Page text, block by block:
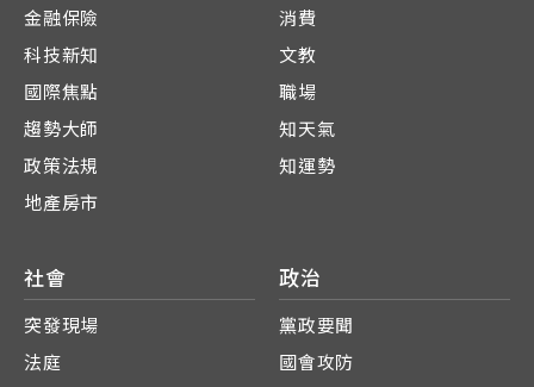
金融保險
科技新知
國際焦點
趨勢大師
政策法規
地產房市
消費
文教
職場
知天氣
知運勢
社會
突發現場
法庭
政治
黨政要聞
國會攻防